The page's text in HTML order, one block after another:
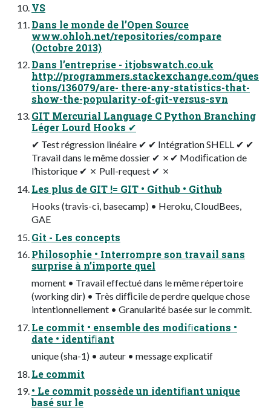
VS
Dans le monde de l’Open Source
www.ohloh.net/repositories/compare
(Octobre 2013)
Dans l’entreprise - itjobswatch.co.uk
http://programmers.stackexchange.com/ques
tions/136079/are- there-any-statistics-that-
show-the-popularity-of-git-versus-svn
GIT Mercurial Language C Python Branching
Léger Lourd Hooks ✔
✔ Test régression linéaire ✔ ✔ Intégration SHELL ✔ ✔
Travail dans le même dossier ✔ ✗✔ Modiﬁcation de
l’historique ✔ ✗ Pull-request ✔ ✗
Les plus de GIT != GIT • Github • Github
Hooks (travis-ci, basecamp) • Heroku, CloudBees,
GAE
Git - Les concepts
Philosophie • Interrompre son travail sans
surprise à n’importe quel
moment • Travail effectué dans le même répertoire
(working dir) • Très difﬁcile de perdre quelque chose
intentionnellement • Granularité basée sur le commit.
Le commit • ensemble des modiﬁcations •
date • identiﬁant
unique (sha-1) • auteur • message explicatif
Le commit
• Le commit possède un identiﬁant unique
basé sur le